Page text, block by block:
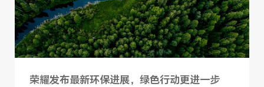
荣耀发布最新环保进展，绿色行动更进一步